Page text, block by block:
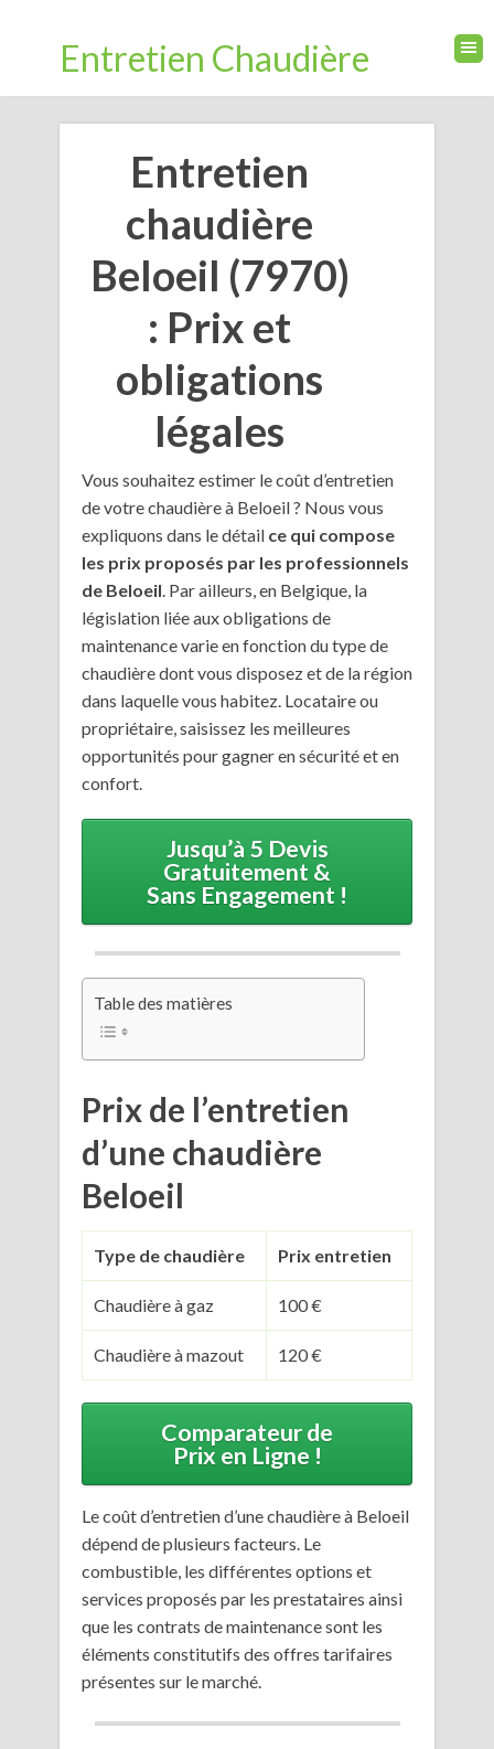
Entretien Chaudière
Entretien
chaudière
Beloeil (7970)
: Prix et
obligations
légales
Vous souhaitez estimer le coût d’entretien
de votre chaudière à Beloeil ? Nous vous
expliquons dans le détail ce qui compose
les prix proposés par les professionnels
de Beloeil. Par ailleurs, en Belgique, la
législation liée aux obligations de
maintenance varie en fonction du type de
chaudière dont vous disposez et de la région
dans laquelle vous habitez. Locataire ou
propriétaire, saisissez les meilleures
opportunités pour gagner en sécurité et en
confort.
Jusqu’à 5 Devis
Gratuitement &
Sans Engagement !
Table des matières
Prix de l’entretien
d’une chaudière
Beloeil
Type de chaudière Prix entretien
Chaudière à gaz 100 €
Chaudière à mazout 120 €
Comparateur de
Prix en Ligne !
Le coût d’entretien d’une chaudière à Beloeil
dépend de plusieurs facteurs. Le
combustible, les différentes options et
services proposés par les prestataires ainsi
que les contrats de maintenance sont les
éléments constitutifs des offres tarifaires
présentes sur le marché.